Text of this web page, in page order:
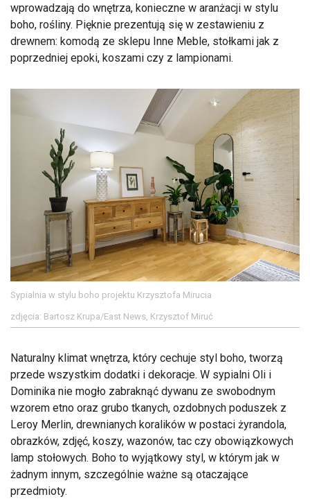
wprowadzają do wnętrza, konieczne w aranżacji w stylu
boho, rośliny. Pięknie prezentują się w zestawieniu z
drewnem: komodą ze sklepu Inne Meble, stołkami jak z
poprzedniej epoki, koszami czy z lampionami.
Sypialnia w stylu boho projektu Krzysztofa Mirucia
zdjęcia: Bartosz Krupa/East News, Krzysztof Miruć
Naturalny klimat wnętrza, który cechuje styl boho, tworzą
przede wszystkim dodatki i dekoracje. W sypialni Oli i
Dominika nie mogło zabraknąć dywanu ze swobodnym
wzorem etno oraz grubo tkanych, ozdobnych poduszek z
Leroy Merlin, drewnianych koralików w postaci żyrandola,
obrazków, zdjęć, koszy, wazonów, tac czy obowiązkowych
lamp stołowych. Boho to wyjątkowy styl, w którym jak w
żadnym innym, szczególnie ważne są otaczające
przedmioty.